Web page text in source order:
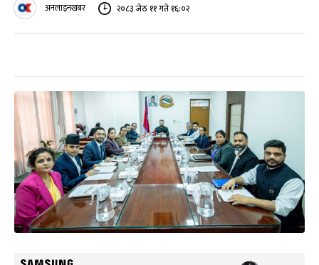
अनलाइनखबर २०८३ जेठ ११ गते १६:०२